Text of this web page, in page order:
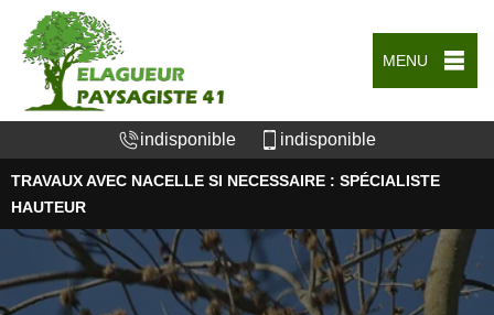
MENU
indisponible indisponible
TRAVAUX AVEC NACELLE SI NECESSAIRE : SPÉCIALISTE
HAUTEUR